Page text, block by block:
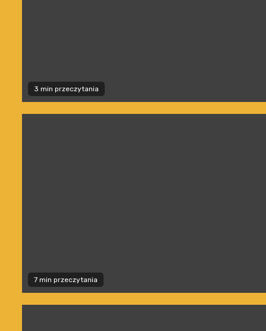
3 min przeczytania
7 min przeczytania